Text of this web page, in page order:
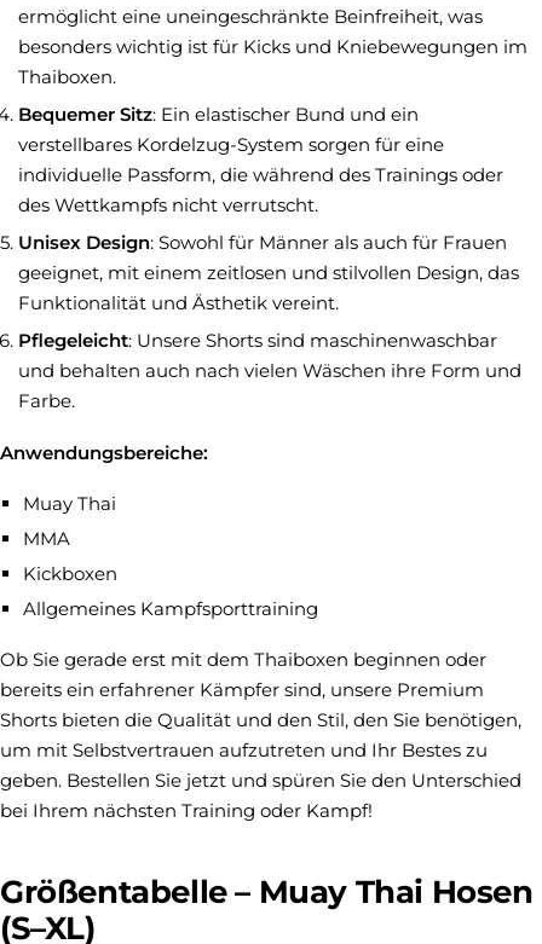
ermöglicht eine uneingeschränkte Beinfreiheit, was
besonders wichtig ist für Kicks und Kniebewegungen im
Thaiboxen.
Bequemer Sitz: Ein elastischer Bund und ein
verstellbares Kordelzug-System sorgen für eine
individuelle Passform, die während des Trainings oder
des Wettkampfs nicht verrutscht.
Unisex Design: Sowohl für Männer als auch für Frauen
geeignet, mit einem zeitlosen und stilvollen Design, das
Funktionalität und Ästhetik vereint.
Pflegeleicht: Unsere Shorts sind maschinenwaschbar
und behalten auch nach vielen Wäschen ihre Form und
Farbe.
Anwendungsbereiche:
Muay Thai
MMA
Kickboxen
Allgemeines Kampfsporttraining
Ob Sie gerade erst mit dem Thaiboxen beginnen oder
bereits ein erfahrener Kämpfer sind, unsere Premium
Shorts bieten die Qualität und den Stil, den Sie benötigen,
um mit Selbstvertrauen aufzutreten und Ihr Bestes zu
geben. Bestellen Sie jetzt und spüren Sie den Unterschied
bei Ihrem nächsten Training oder Kampf!
Größentabelle – Muay Thai Hosen
(S–XL)